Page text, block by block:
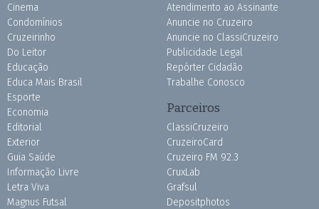
Cinema
Condomínios
Cruzeirinho
Do Leitor
Educação
Educa Mais Brasil
Esporte
Economia
Editorial
Exterior
Guia Saúde
Informação Livre
Letra Viva
Magnus Futsal
Atendimento ao Assinante
Anuncie no Cruzeiro
Anuncie no ClassiCruzeiro
Publicidade Legal
Repórter Cidadão
Trabalhe Conosco
Parceiros
ClassiCruzeiro
CruzeiroCard
Cruzeiro FM 92.3
CruxLab
Grafsul
Depositphotos